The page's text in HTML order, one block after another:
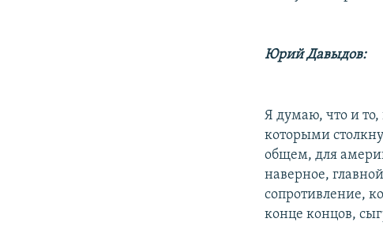
Юрий Давыдов:
Я думаю, что и то,
которыми
общем, для
наверное,
сопротивление,
конце концов,